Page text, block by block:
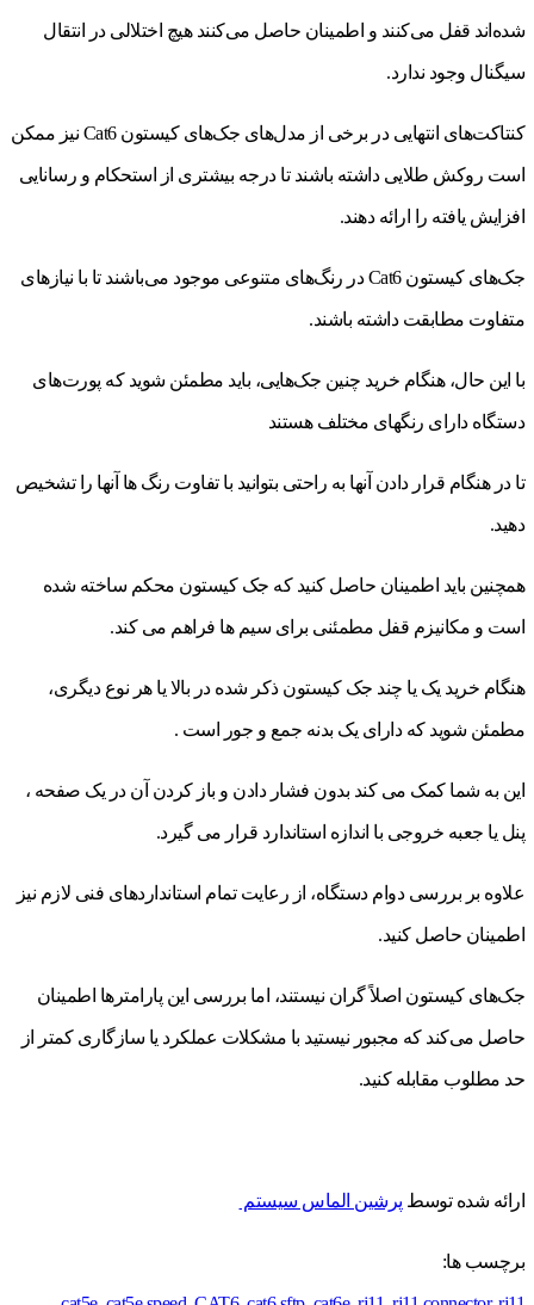
شده‌اند قفل می‌کنند و اطمینان حاصل می‌کنند هیچ اختلالی در انتقال
سیگنال وجود ندارد.
کنتاکت‌های انتهایی در برخی از مدل‌های جک‌های کیستون Cat6 نیز ممکن
است روکش طلایی داشته باشند تا درجه بیشتری از استحکام و رسانایی
افزایش یافته را ارائه دهند.
جک‌های کیستون Cat6 در رنگ‌های متنوعی موجود می‌باشند تا با نیازهای
متفاوت مطابقت داشته باشند.
با این حال، هنگام خرید چنین جک‌هایی، باید مطمئن شوید که پورت‌های
دستگاه دارای رنگهای مختلف هستند
تا در هنگام قرار دادن آنها به راحتی بتوانید با تفاوت رنگ ها آنها را تشخیص
دهید.
همچنین باید اطمینان حاصل کنید که جک کیستون محکم ساخته شده
است و مکانیزم قفل مطمئنی برای سیم ها فراهم می کند.
هنگام خرید یک یا چند جک کیستون ذکر شده در بالا یا هر نوع دیگری،
مطمئن شوید که دارای یک بدنه جمع و جور است .
این به شما کمک می کند بدون فشار دادن و باز کردن آن در یک صفحه ،
پنل یا جعبه خروجی با اندازه استاندارد قرار می گیرد.
علاوه بر بررسی دوام دستگاه، از رعایت تمام استانداردهای فنی لازم نیز
اطمینان حاصل کنید.
جک‌های کیستون اصلاً گران نیستند، اما بررسی این پارامترها اطمینان
حاصل می‌کند که مجبور نیستید با مشکلات عملکرد یا سازگاری کمتر از
حد مطلوب مقابله کنید.
ارائه شده توسط پرشین الماس سیستم
برچسب ها: